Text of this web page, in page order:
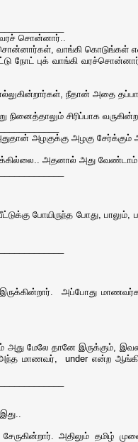
வரச் சொன்னார்..
வாங்கி கொடுங்கள்
நோட் புக் வாங்கி
நீதான் அதை தப்பாக
நினைத்தாலும் சிரிப்பாக
அழகுக்கு அழகு சேர்க்கும்
அதனால் அது
போயிருந்த போது,
இருக்கின்றார். அப்போது
அது மேலே தானே
மாணவர், under என்ற
அதிலும் தமிழ்